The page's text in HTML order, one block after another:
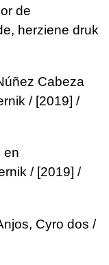
de
herziene druk
Cabeza
/ [2019] /
en
/ [2019] /
Cyro dos /